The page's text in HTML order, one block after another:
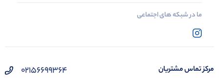
ما در شبکه های اجتماعی
مرکز تماس مشتریان 02156699364